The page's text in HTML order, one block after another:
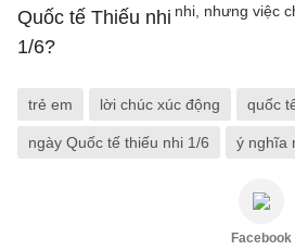
nhi, nhưng việc
trẻ em lời chúc xúc động quốc
ngày Quốc tế thiếu nhi 1/6 ý nghĩa
Facebook